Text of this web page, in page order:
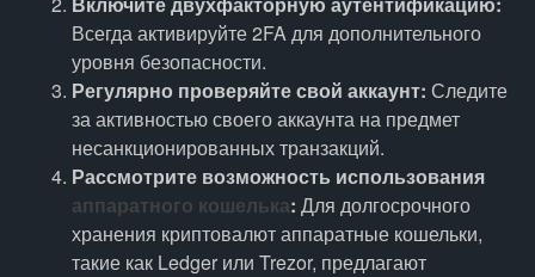
Всегда активируйте 2FA для дополнительного
уровня безопасности.
Регулярно проверяйте свой аккаунт: Следите
за активностью своего аккаунта на предмет
несанкционированных транзакций.
Рассмотрите возможность использования
аппаратного кошелька: Для долгосрочного
хранения криптовалют аппаратные кошельки,
такие как Ledger или Trezor, предлагают